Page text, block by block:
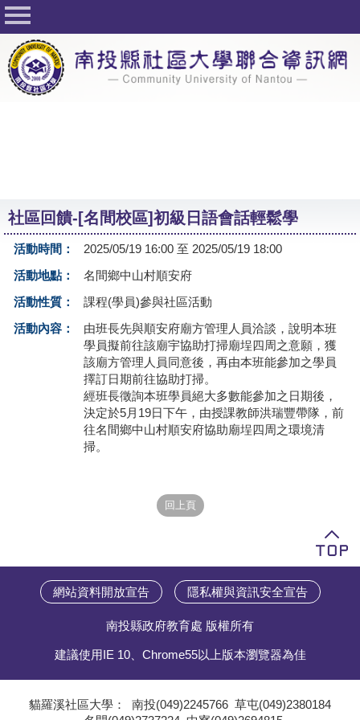
回首頁
關於社大
公佈欄
課程一覽表
志工與社團
友站連結
社區回饋-[名間校區]初級日語會話輕鬆學
活動時間：
2025/05/19 16:00 至 2025/05/19 18:00
活動地點：
名間鄉中山村順安府
活動性質：
課程(學員)參與社區活動
活動內容：
由班長先與順安府廟方管理人員洽談，說明本班
學員擬前往該廟宇協助打掃廟埕四周之意願，獲
該廟方管理人員同意後，再由本班能參加之學員
擇訂日期前往協助打掃。
經班長徵詢本班學員絕大多數能參加之日期後，
決定於5月19日下午，由授課教師洪瑞豐帶隊，前
往名間鄉中山村順安府協助廟埕四周之環境清
掃。
網站資料開放宣告 隱私權與資訊安全宣告
南投縣政府教育處 版權所有
建議使用IE 10、Chrome55以上版本瀏覽器為佳
貓羅溪社區大學： 南投(049)2245766 草屯(049)2380184